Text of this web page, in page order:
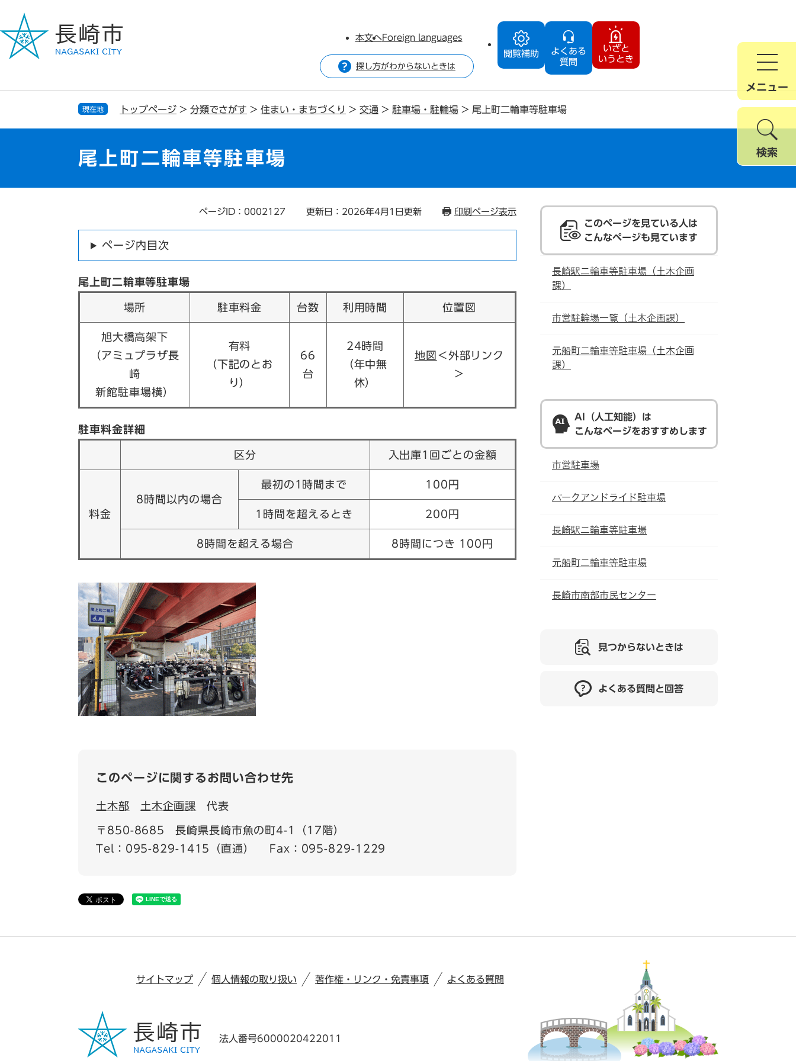
ジ
で
ュ
ば
閲覧補助
よくある
質問
いざと
いうとき
本文へForeign languages
探し方がわからないときは
メニュー
検索
現在地 トップページ > 分類でさがす > 住まい・まちづくり > 交通 > 駐車場・駐輪場 > 尾上町二輪車等駐車場
尾上町二輪車等駐車場
ページID：0002127 更新日：2026年4月1日更新 印刷ページ表示
ページ内目次
尾上町二輪車等駐車場
場所 駐車料金 台数 利用時間 位置図
旭大橋高架下
（アミュプラザ長
崎
新館駐車場横）
有料
（下記のとお
り）
66
台
24時間
（年中無
休）
地図 ＜外部リンク
＞
駐車料金詳細
区分 入出庫1回ごとの金額
料金
8時間以内の場合
最初の1時間まで 100円
1時間を超えるとき 200円
8時間を超える場合 8時間につき 100円
このページに関するお問い合わせ先
土木部 土木企画課 代表
〒850-8685
長崎県長崎市魚の町4-1（17階）
Tel：095-829-1415（直通）
Fax：095-829-1229
このページを見ている人は
こんなページも見ています
長崎駅二輪車等駐車場（土木企画
課）
市営駐輪場一覧（土木企画課）
元船町二輪車等駐車場（土木企画
課）
AI（人工知能）は
こんなページをおすすめします
市営駐車場
パークアンドライド駐車場
長崎駅二輪車等駐車場
元船町二輪車等駐車場
長崎市南部市民センター
見つからないときは
よくある質問と回答
サイトマップ 個人情報の取り扱い 著作権・リンク・免責事項 よくある質問
法人番号6000020422011